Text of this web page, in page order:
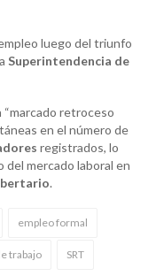
luego del triunfo
Superintendencia de
“marcado retroceso
en el número de
registrados, lo
mercado laboral en
.
empleo formal
trabajo SRT